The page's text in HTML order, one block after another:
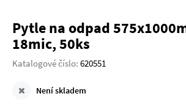
Pytle na odpad
18mic, 50ks
Katalogové číslo: 620551
Není skladem